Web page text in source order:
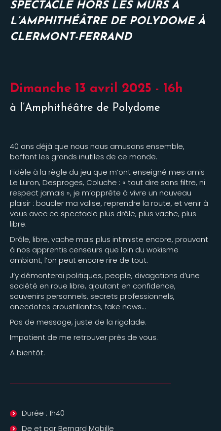
SPECTACLE HORS LES MURS À
L’AMPHITHÉÂTRE DE POLYDOME À
CLERMONT-FERRAND
Dimanche 13 avril 2025 - 16h
à l’Amphithéâtre de Polydome
40 ans déjà que nous nous amusons ensemble,
baffant les grands inutiles de ce monde.
Fidèle à la règle du jeu que m’ont enseigné mes amis
Le Luron, Desproges, Coluche : « tout dire sans filtre, ni
respect jamais », je m’apprête à vivre un nouveau
plaisir : boucler ma valise, reprendre la route, et venir à
vous avec ce spectacle plus drôle, plus vache, plus
libre.
Drôle, libre, vache mais plus intimiste encore, prouvant
à nos apprentis censeurs que loin du wokisme
ambiant, l’on peut encore rire de tout.
J’y démonterai politiques, people, divagations d’une
société en roue libre, ajoutant en confidence,
souvenirs personnels, secrets professionnels,
anecdotes croustillantes, fake news…
Pas de message, juste de la rigolade.
Impatient de me retrouver près de vous.
A bientôt.
Durée : 1h40
De et par Bernard Mabille